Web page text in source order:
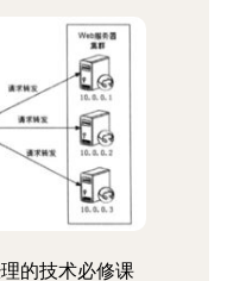
的技术必修课